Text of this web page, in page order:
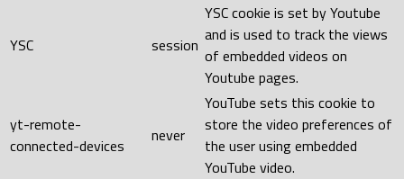
YSC session
YSC cookie is set by Youtube
and is used to track the views
of embedded videos on
Youtube pages.
yt-remote-
connected-devices
never
YouTube sets this cookie to
store the video preferences of
the user using embedded
YouTube video.